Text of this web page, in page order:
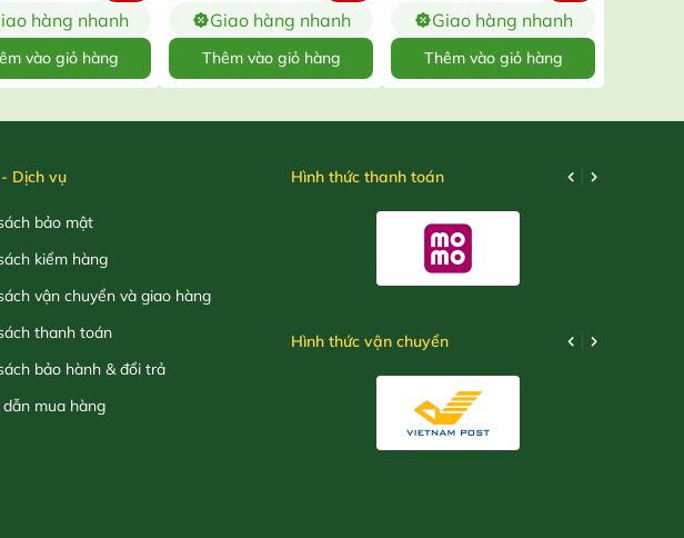
hàng nhanh
vào giỏ hàng
Giao hàng nhanh
Thêm vào giỏ hàng
Giao hàng nhanh
Thêm vào giỏ hàng
Dịch vụ
bảo mật
kiểm hàng
vận chuyển và giao hàng
thanh toán
bảo hành & đổi trả
mua hàng
Hình thức thanh toán
Hình thức vận chuyển